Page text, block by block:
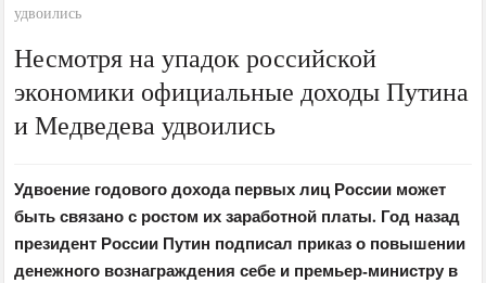
удвоились
Несмотря на упадок российской
экономики официальные доходы Путина
и Медведева удвоились
Удвоение годового дохода первых лиц России может
быть связано с ростом их заработной платы. Год назад
президент России Путин подписал приказ о повышении
денежного вознаграждения себе и премьер-министру в